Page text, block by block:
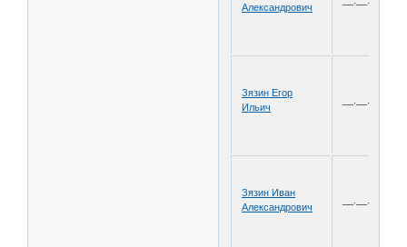
Александрович
Зязин Егор
Ильич
Зязин Иван
Александрович